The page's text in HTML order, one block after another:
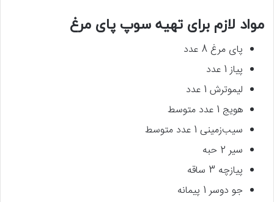
مواد لازم برای تهیه سوپ پای مرغ
پای مرغ 8 عدد
پیاز 1 عدد
لیموترش 1 عدد
هویج 1 عدد متوسط
سیب‌زمینی 1 عدد متوسط
سیر 2 حبه
پیازچه 3 ساقه
جو دوسر 1 پیمانه